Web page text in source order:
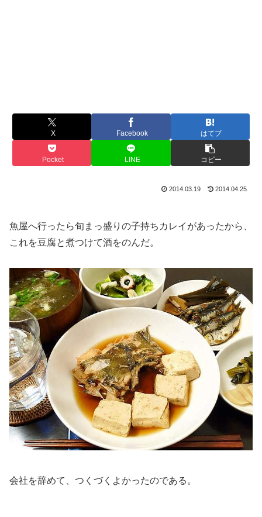
X Facebook はてブ
Pocket LINE コピー
2014.03.19 2014.04.25
魚屋へ行ったら旬まっ盛りの子持ちカレイがあったから、
これを豆腐と煮つけて酒をのんだ。
会社を辞めて、つくづくよかったのである。